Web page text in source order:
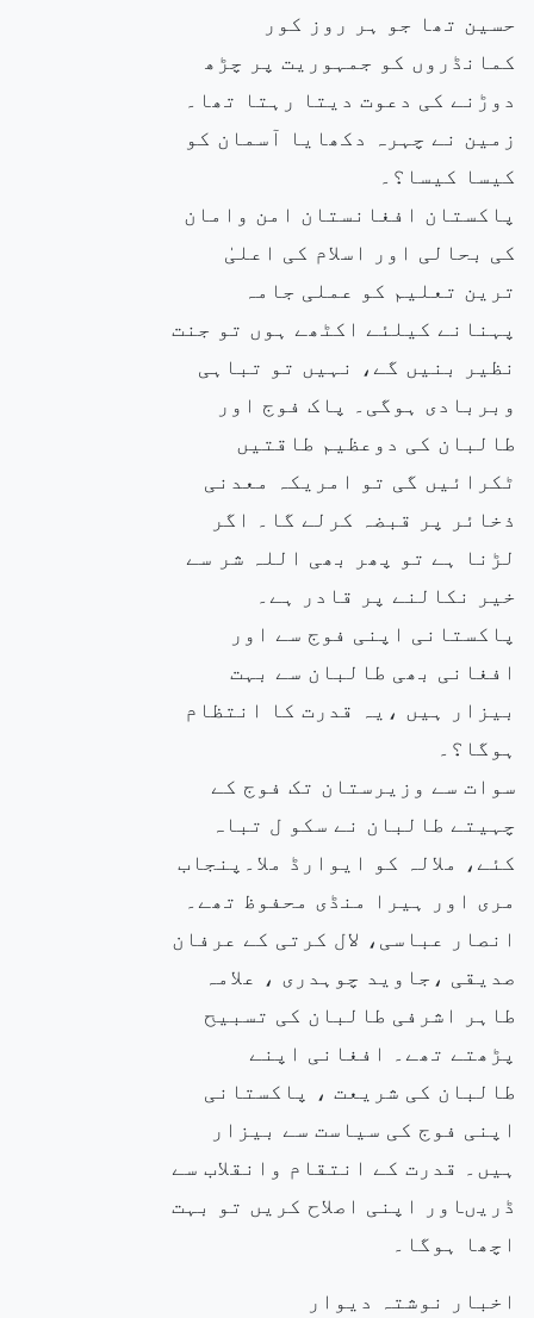
حسین تھا جو ہر روز کور
کمانڈروں کو جمہوریت پر چڑھ
دوڑنے کی دعوت دیتا رہتا تھا۔
زمین نے چہرہ دکھایا آسمان کو
کیسا کیسا؟۔
پاکستان افغانستان امن وامان
کی بحالی اور اسلام کی اعلیٰ
ترین تعلیم کو عملی جامہ
پہنانے کیلئے اکٹھے ہوں تو جنت
نظیر بنیں گے، نہیں تو تباہی
وبربادی ہوگی۔ پاک فوج اور
طالبان کی دوعظیم طاقتیں
ٹکرائیں گی تو امریکہ معدنی
ذخائر پر قبضہ کرلے گا۔ اگر
لڑنا ہے تو پھر بھی اللہ شر سے
خیر نکالنے پر قادر ہے۔
پاکستانی اپنی فوج سے اور
افغانی بھی طالبان سے بہت
بیزار ہیں ،یہ قدرت کا انتظام
ہوگا؟۔
سوات سے وزیرستان تک فوج کے
چہیتے طالبان نے سکو ل تباہ
کئے، ملالہ کو ایوارڈ ملا۔پنجاب
مری اور ہیرا منڈی محفوظ تھے۔
انصار عباسی، لال کرتی کے عرفان
صدیقی ،جاوید چوہدری ، علامہ
طاہر اشرفی طالبان کی تسبیح
پڑھتے تھے۔ افغانی اپنے
طالبان کی شریعت ، پاکستانی
اپنی فوج کی سیاست سے بیزار
ہیں۔ قدرت کے انتقام وانقلاب سے
ڈریںاور اپنی اصلاح کریں تو بہت
اچھا ہوگا۔
اخبار نوشتہ دیوار